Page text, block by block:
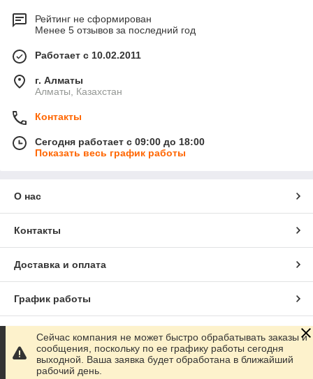
Рейтинг не сформирован
Менее 5 отзывов за последний год
Работает с 10.02.2011
г. Алматы
Алматы, Казахстан
Контакты
Сегодня работает с 09:00 до 18:00
Показать весь график работы
О нас
Контакты
Доставка и оплата
График работы
Полная версия сайта
Сайт создан на маркетплейсе Satu.kz
Сейчас компания не может быстро обрабатывать заказы и
сообщения, поскольку по ее графику работы сегодня
выходной. Ваша заявка будет обработана в ближайший
рабочий день.